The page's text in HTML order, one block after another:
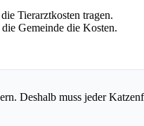
Tierarztkosten tragen.
Gemeinde die Kosten.
Deshalb muss jeder